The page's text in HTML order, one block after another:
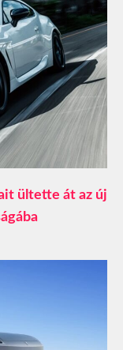
ültette át az új